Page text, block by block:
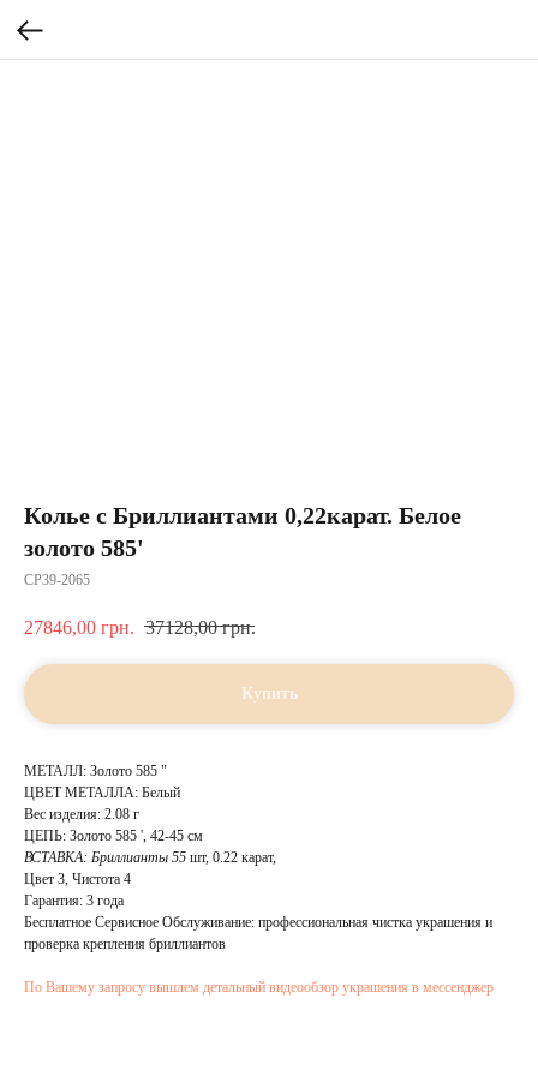
Колье с Бриллиантами 0,22карат. Белое
золото 585'
CP39-2065
27846,00 грн. 37128,00 грн.
Купить
МЕТАЛЛ: Золото 585 "
ЦВЕТ МЕТАЛЛА: Белый
Вес изделия: 2.08 г
ЦЕПЬ: Золото 585 ', 42-45 см
ВСТАВКА: Бриллианты 55 шт, 0.22 карат,
Цвет 3, Чистота 4
Гарантия: 3 года
Бесплатное Сервисное Обслуживание: профессиональная чистка украшения и
проверка крепления бриллиантов
По Вашему запросу вышлем детальный видеообзор украшения в мессенджер